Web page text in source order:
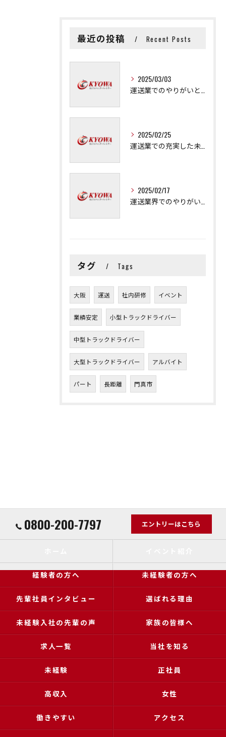
最近の投稿 Recent Posts
2025/03/03
2025/02/25
2025/02/17
タグ Tags
大阪 運送 社内研修 イベント
業績安定 小型トラックドライバー
中型トラックドライバー
大型トラックドライバー アルバイト
パート 長距離 門真市
0800-200-7797 エントリーはこちら
経験者の方へ 未経験者の方へ
先輩社員インタビュー 選ばれる理由
未経験入社の先輩の声 家族の皆様へ
求人一覧 当社を知る
未経験 正社員
高収入 女性
働きやすい アクセス